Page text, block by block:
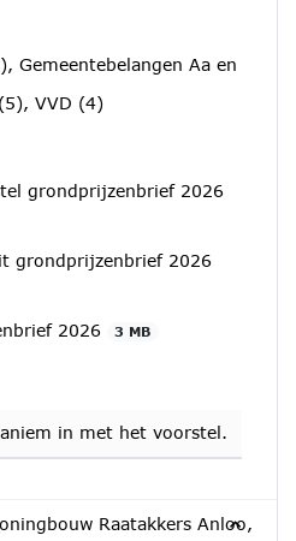
Gemeentebelangen Aa en
VVD (4)
grondprijzenbrief 2026
grondprijzenbrief 2026
2026 3 MB
in met het voorstel.
Raatakkers Anloo,